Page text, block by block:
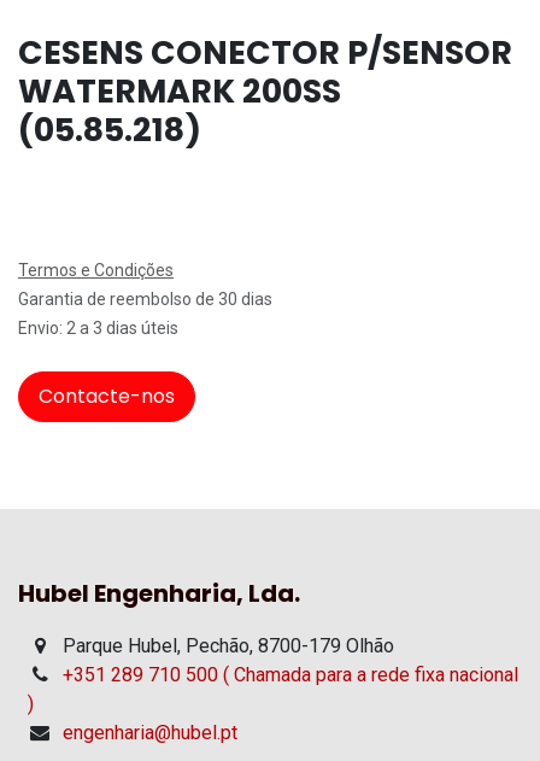
CESENS CONECTOR P/SENSOR
WATERMARK 200SS
(05.85.218)
Termos e Condições
Garantia de reembolso de 30 dias
Envio: 2 a 3 dias úteis
Contacte-nos
Hubel Engenharia, Lda.
Parque Hubel, Pechão, 8700-179 Olhão
+351 289 710 500 ( Chamada para a rede fixa nacional
)
engenharia@hubel.pt